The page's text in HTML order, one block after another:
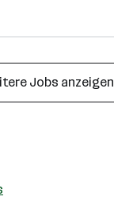
Jobs anzeigen